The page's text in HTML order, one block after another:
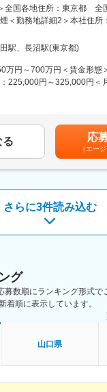
は20時間程度
は夕方～夜にかけて行うケ
日の対応は週単位でチーム
多くならないようにしてい
東京本社での研修を予定し
ます。）取り扱い製品数
の同行を通して業務習得
の定める業務
（CT,MRI）、超音波診断
同社のサービスステーショ
お任せします。
修理、点検等メンテナン
然と対応が可能になりま
とは土日や夜間（当番制
が、一次対応はコールセ
合のみ、出勤します。
、待機手当、時間外出勤
人の内から対応を求められ
プリケーションエンジニア
経験の方も多く入社して
全国各地住所：東京都 全
＜勤務地詳細2＞本社住所
寄駅：JR中央線／豊田駅
：会社の定める事業所（リ
駅、長沼駅(東京都)
万円～700万円＜賃金形態
225,000円～325,000円＜
であり、選考を通じて上
でも目安の金額であり、
。月給(月額)は固定手当を
る 応
（エー
さらに3件読み込む
グ
数順にランキング形式で
着順に表示しています。
山口県